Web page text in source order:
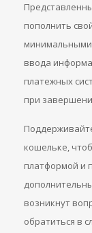
пополнить
минимальными
ввода
платежных
при
кошельке,
платформой и
возникнут
обратиться в